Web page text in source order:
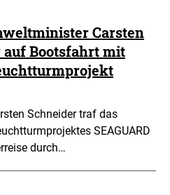
Carsten
auf Bootsfahrt mit
Schneider traf das
SEAGUARD
durch…